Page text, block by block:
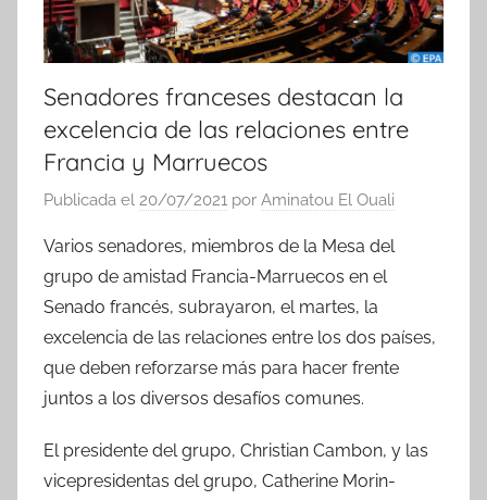
Senadores franceses destacan la
excelencia de las relaciones entre
Francia y Marruecos
Publicada el 20/07/2021 por Aminatou El Ouali
Varios senadores, miembros de la Mesa del
grupo de amistad Francia-Marruecos en el
Senado francés, subrayaron, el martes, la
excelencia de las relaciones entre los dos países,
que deben reforzarse más para hacer frente
juntos a los diversos desafíos comunes.
El presidente del grupo, Christian Cambon, y las
vicepresidentas del grupo, Catherine Morin-